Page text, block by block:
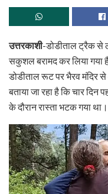
उत्तरकाशी-डोडीताल ट्रैक से
सकुशल बरामद कर लिया गया
डोडीताल रूट पर भैरव मंदिर
बताया जा रहा है कि चार
के दौरान रास्ता भटक गया था।